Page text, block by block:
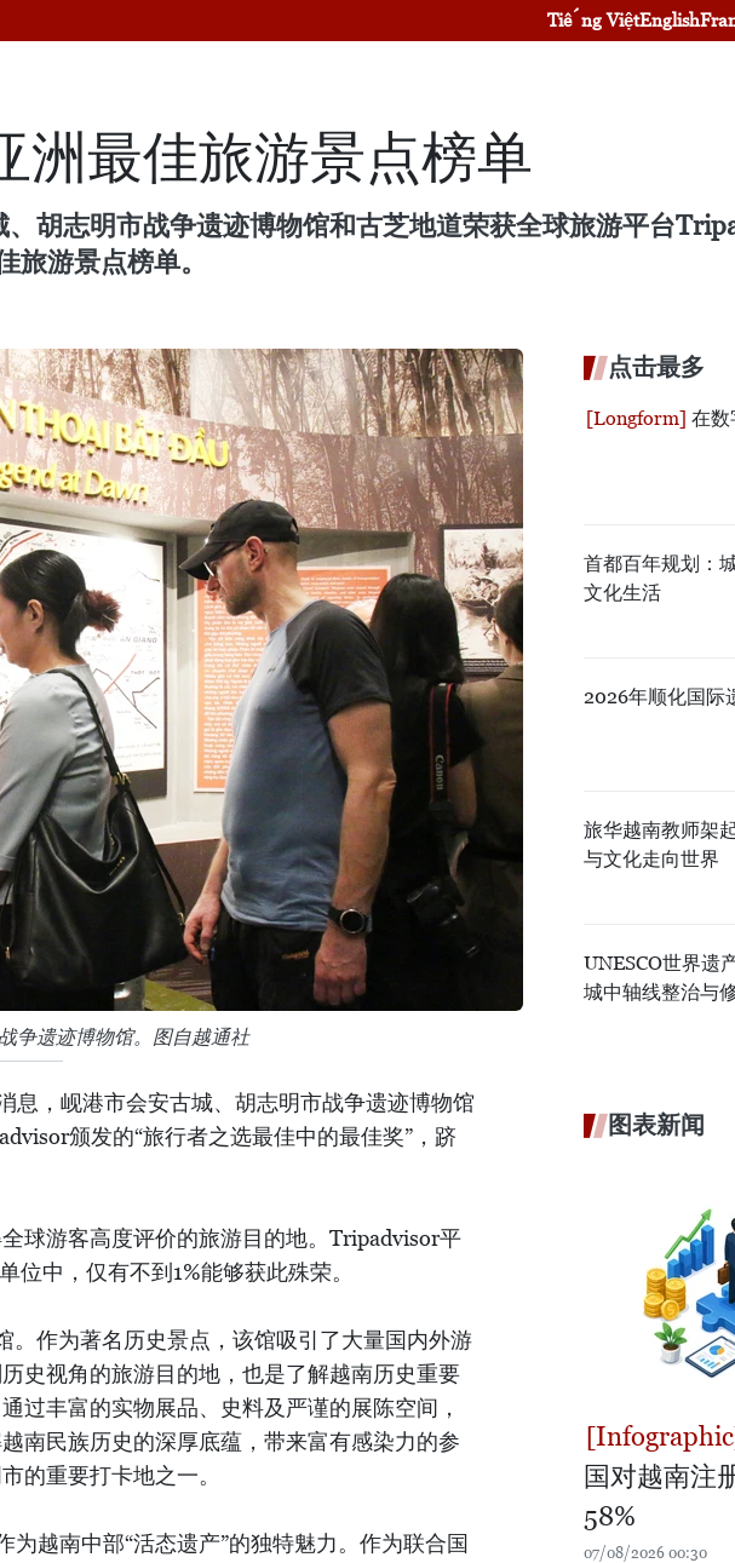
Tiếng ViệtEnglish
洲最佳旅游景点榜单
胡志明市战争遗迹博物馆和古芝地道荣获全球旅游平台
旅游景点榜单。
争遗迹博物馆。图自越通社
，岘港市会安古城、胡志明市战争遗迹博物馆
颁发的“旅行者之选最佳中的最佳奖”，跻
球游客高度评价的旅游目的地。Tripadvisor平
中，仅有不到1%能够获此殊荣。
。作为著名历史景点，该馆吸引了大量国内外游
史视角的旅游目的地，也是了解越南历史重要
过丰富的实物展品、史料及严谨的展陈空间，
南民族历史的深厚底蕴，带来富有感染力的参
的重要打卡地之一。
越南中部“活态遗产”的独特魅力。作为联合国
点击最多
在数
首都百年规划：
文化生活
2026年顺化国际
旅华越南教师架
与文化走向世界
UNESCO世界遗
城中轴线整治与
图表新闻
国对越南注
58%
07/08/2026 00:30